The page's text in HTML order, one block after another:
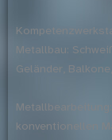
Metallbau:
Geländer,
konventionellen